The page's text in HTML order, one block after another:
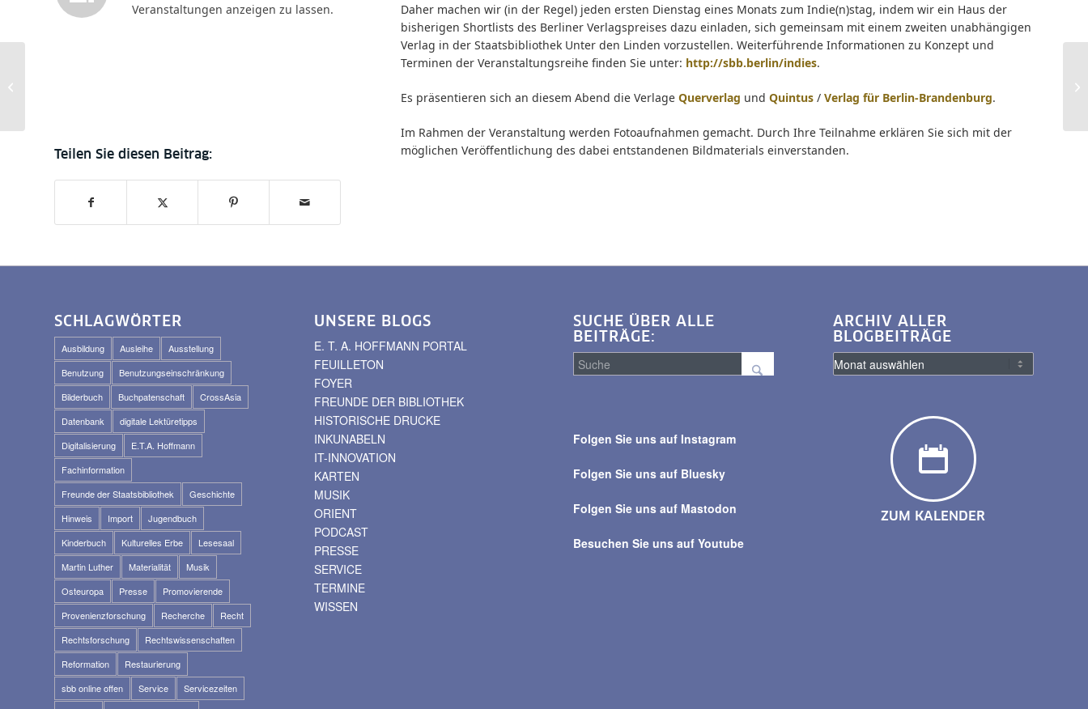
Veranstaltungen anzeigen zu lassen.
Daher machen wir (in der Regel) jeden ersten Dienstag eines Monats zum Indie(n)stag, indem wir ein Haus der
bisherigen Shortlists des Berliner Verlagspreises dazu einladen, sich gemeinsam mit einem zweiten unabhängigen
Verlag in der Staatsbibliothek Unter den Linden vorzustellen. Weiterführende Informationen zu Konzept und
Terminen der Veranstaltungsreihe finden Sie unter: http://sbb.berlin/indies.
Es präsentieren sich an diesem Abend die Verlage Querverlag und Quintus/ Verlag für Berlin-Brandenburg.
Im Rahmen der Veranstaltung werden Fotoaufnahmen gemacht. Durch Ihre Teilnahme erklären Sie sich mit der
möglichen Veröffentlichung des dabei entstandenen Bildmaterials einverstanden.
SCHLAGWÖRTER
Ausbildung Ausleihe
Ausstellung
Benutzung
Benutzungseinschränkung
Bilderbuch
Buchpatenschaft
CrossAsia
Datenbank
digitale Lektüretipps
Digitalisierung
E.T.A. Hoffmann
Fachinformation
Freunde der Staatsbibliothek
Geschichte
Hinweis
Import
Jugendbuch
Kinderbuch
Kulturelles Erbe
Lesesaal
Martin Luther
Materialität
Musik
Osteuropa
Presse
Promovierende
Provenienzforschung
Recherche
Recht
Rechtsforschung
Rechtswissenschaften
Reformation
Restaurierung
sbb online offen
Service
Servicezeiten
UNSERE BLOGS
E. T. A. HOFFMANN PORTAL
FEUILLETON
FOYER
FREUNDE DER BIBLIOTHEK
HISTORISCHE DRUCKE
INKUNABELN
IT-INNOVATION
KARTEN
MUSIK
ORIENT
PODCAST
PRESSE
SERVICE
TERMINE
WISSEN
SUCHE ÜBER ALLE
BEITRÄGE:
alle
Folgen Sie uns auf Instagram
Folgen Sie uns auf Bluesky
Folgen Sie uns auf Mastodon
Besuchen Sie uns auf Youtube
ARCHIV ALLER
BLOGBEITRÄGE
ZUM KALENDER